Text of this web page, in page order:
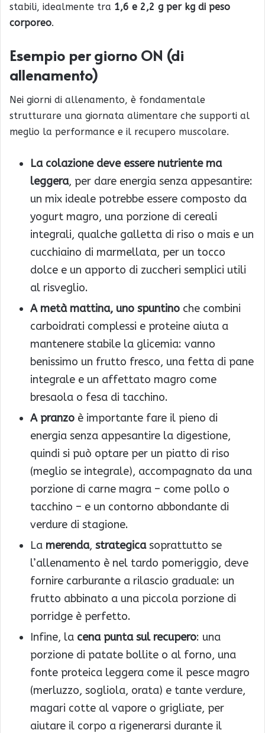
stabili, idealmente tra 1,6 e 2,2 g per kg di peso
corporeo.
Esempio per giorno ON (di
allenamento)
Nei giorni di allenamento, è fondamentale
strutturare una giornata alimentare che supporti al
meglio la performance e il recupero muscolare.
La colazione deve essere nutriente ma
leggera, per dare energia senza appesantire:
un mix ideale potrebbe essere composto da
yogurt magro, una porzione di cereali
integrali, qualche galletta di riso o mais e un
cucchiaino di marmellata, per un tocco
dolce e un apporto di zuccheri semplici utili
al risveglio.
A metà mattina, uno spuntino che combini
carboidrati complessi e proteine aiuta a
mantenere stabile la glicemia: vanno
benissimo un frutto fresco, una fetta di pane
integrale e un affettato magro come
bresaola o fesa di tacchino.
A pranzo è importante fare il pieno di
energia senza appesantire la digestione,
quindi si può optare per un piatto di riso
(meglio se integrale), accompagnato da una
porzione di carne magra – come pollo o
tacchino – e un contorno abbondante di
verdure di stagione.
La merenda, strategicasoprattutto se
l’allenamento è nel tardo pomeriggio, deve
fornire carburante a rilascio graduale: un
frutto abbinato a una piccola porzione di
porridge è perfetto.
Infine, la cena punta sul recupero: una
porzione di patate bollite o al forno, una
fonte proteica leggera come il pesce magro
(merluzzo, sogliola, orata) e tante verdure,
magari cotte al vapore o grigliate, per
aiutare il corpo a rigenerarsi durante il